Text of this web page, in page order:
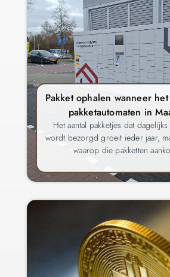
Pakket ophalen wanneer
pakketautomaten in
Het aantal pakketjes dat
wordt bezorgd groeit ieder jaar,
waarop die pakketten